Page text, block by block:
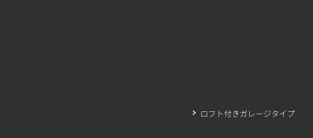
ロフト付きガレージタイプ